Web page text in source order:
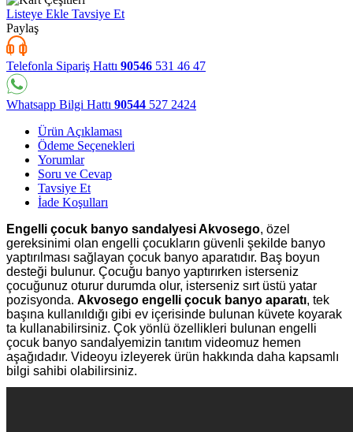
Listeye Ekle Tavsiye Et
Paylaş
Telefonla Sipariş Hattı 90546 531 46 47
Whatsapp Bilgi Hattı 90544 527 2424
Ürün Açıklaması
Ödeme Seçenekleri
Yorumlar
Soru ve Cevap
Tavsiye Et
İade Koşulları
Engelli çocuk banyo sandalyesi Akvosego, özel
gereksinimi olan engelli çocukların güvenli şekilde banyo
yaptırılması sağlayan çocuk banyo aparatıdır. Baş boyun
desteği bulunur. Çocuğu banyo yaptırırken isterseniz
çocuğunuz oturur durumda olur, isterseniz sırt üstü yatar
pozisyonda. Akvosego engelli çocuk banyo aparatı, tek
başına kullanıldığı gibi ev içerisinde bulunan küvete koyarak
ta kullanabilirsiniz. Çok yönlü özellikleri bulunan engelli
çocuk banyo sandalyemizin tanıtım videomuz hemen
aşağıdadır. Videoyu izleyerek ürün hakkında daha kapsamlı
bilgi sahibi olabilirsiniz.